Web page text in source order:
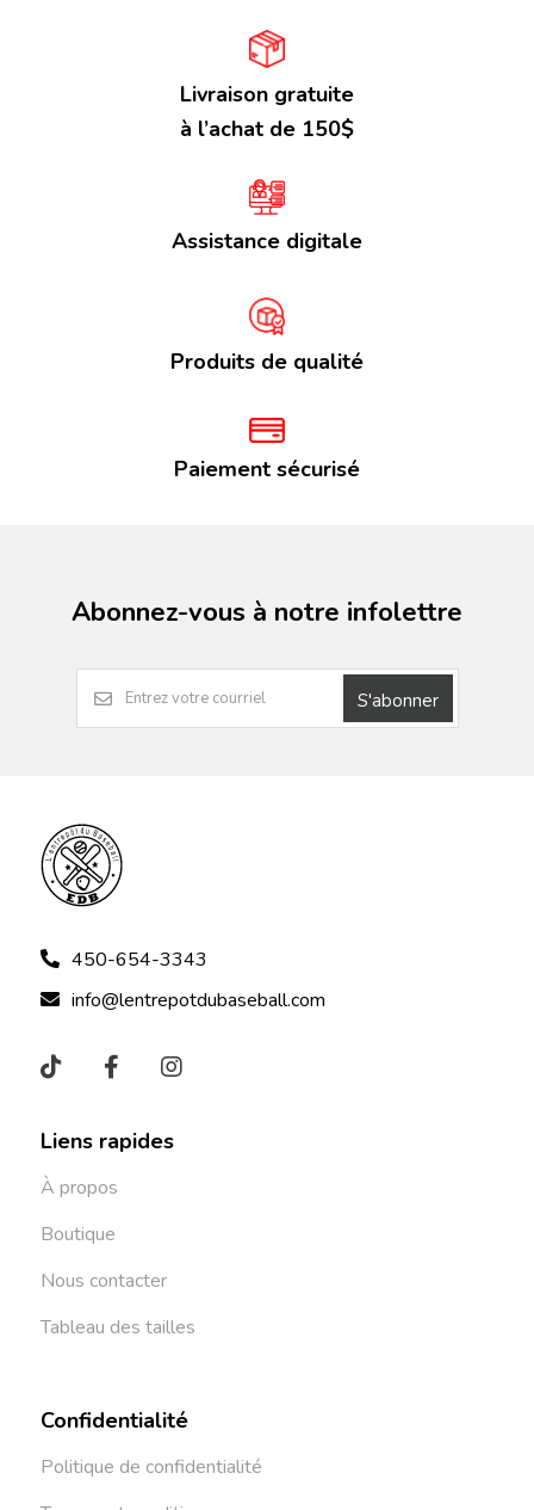
Livraison gratuite
à l’achat de 150$
Assistance digitale
Produits de qualité
Paiement sécurisé
Abonnez-vous à notre infolettre
S'abonner
450-654-3343
info@lentrepotdubaseball.com
Liens rapides
À propos
Boutique
Nous contacter
Tableau des tailles
Confidentialité
Politique de confidentialité